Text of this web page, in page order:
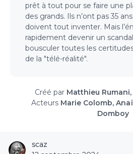
prêt à tout pour se faire une
des grands. Ils n’ont pas 35
doivent tout inventer. Mais
rapidement devenir un
bousculer toutes les
de la "télé-réalité".
Créé par Matthieu
Acteurs Marie Colomb,
Domboy
scaz